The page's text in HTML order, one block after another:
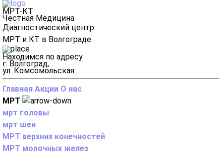
МРТ-КТ
Честная Медицина
Диагностический центр
МРТ и КТ в Волгограде
Находимся по адресу
г. Волгоград,
ул. Комсомольская
Главная Акции О нас
МРТ
мрт головы
мрт шеи
МРТ верхних конечностей
МРТ молочных желез